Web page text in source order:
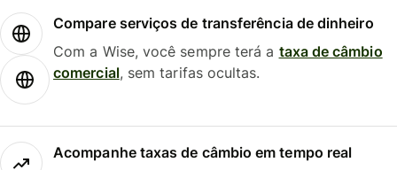
Compare serviços de transferência de dinheiro
Com a Wise, você sempre terá a taxa de câmbio
comercial, sem tarifas ocultas.
Acompanhe taxas de câmbio em tempo real